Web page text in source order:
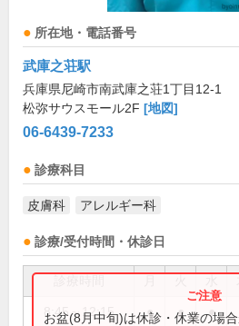
所在地・電話番号
武庫之荘駅
兵庫県尼崎市南武庫之荘1丁目12-1
松弥サウスモール2F [地図]
06-6439-7233
診療科目
皮膚科 アレルギー科
診療/受付時間・休診日
8:45～12:15 ● ● ●
お盆(8月中旬)は休診・休業の場